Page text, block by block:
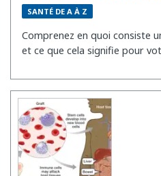
SANTÉ DE A À Z
Comprenez en quoi consiste
et ce que cela signifie pour